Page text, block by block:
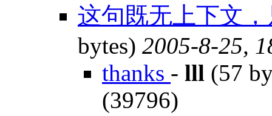
这句既无上下文
bytes) 2005-8-25,
thanks - lll (57
(39796)